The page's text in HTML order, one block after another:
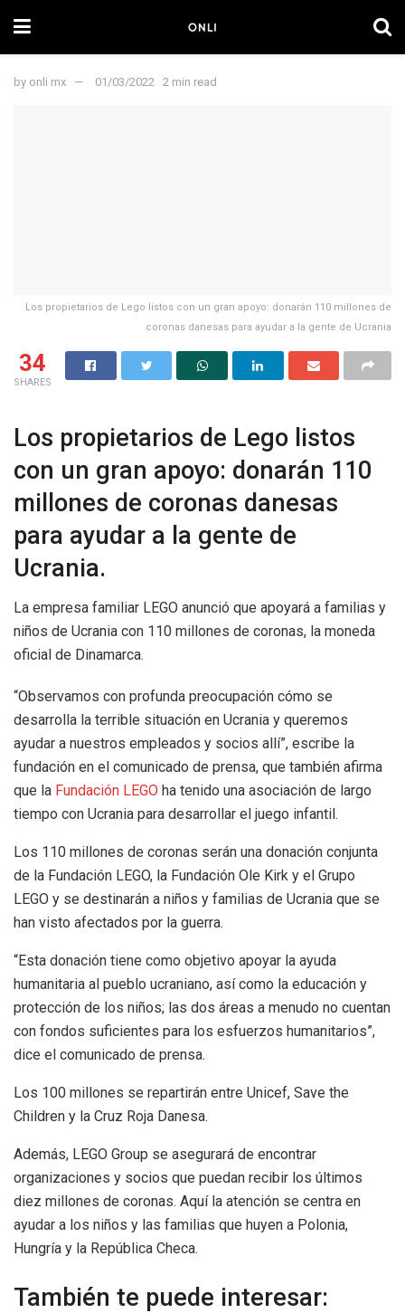
by onli mx 01/03/2022 2 min read
Los propietarios de Lego listos con un gran apoyo: donarán 110 millones de
coronas danesas para ayudar a la gente de Ucrania
34
SHARES
Los propietarios de Lego listos
con un gran apoyo: donarán 110
millones de coronas danesas
para ayudar a la gente de
Ucrania.
La empresa familiar LEGO anunció que apoyará a familias y
niños de Ucrania con 110 millones de coronas, la moneda
oficial de Dinamarca.
“Observamos con profunda preocupación cómo se
desarrolla la terrible situación en Ucrania y queremos
ayudar a nuestros empleados y socios allí”, escribe la
fundación en el comunicado de prensa, que también afirma
que la Fundación LEGO ha tenido una asociación de largo
tiempo con Ucrania para desarrollar el juego infantil.
Los 110 millones de coronas serán una donación conjunta
de la Fundación LEGO, la Fundación Ole Kirk y el Grupo
LEGO y se destinarán a niños y familias de Ucrania que se
han visto afectados por la guerra.
“Esta donación tiene como objetivo apoyar la ayuda
humanitaria al pueblo ucraniano, así como la educación y
protección de los niños; las dos áreas a menudo no cuentan
con fondos suficientes para los esfuerzos humanitarios”,
dice el comunicado de prensa.
Los 100 millones se repartirán entre Unicef, Save the
Children y la Cruz Roja Danesa.
Además, LEGO Group se asegurará de encontrar
organizaciones y socios que puedan recibir los últimos
diez millones de coronas. Aquí la atención se centra en
ayudar a los niños y las familias que huyen a Polonia,
Hungría y la República Checa.
También te puede interesar: